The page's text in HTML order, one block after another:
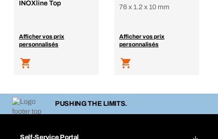
INOXline Top
Afficher vos prix
personnalisés
76 x 1.2 x 10 mm
Afficher vos prix
personnalisés
PUSHING THE LIMITS.
Self-Service Portal